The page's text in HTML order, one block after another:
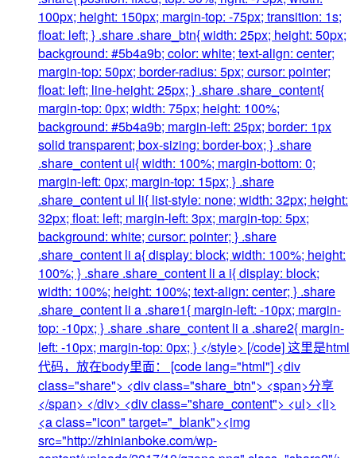
100px; height: 150px; margin-top: -75px; transition: 1s;
float: left; } .share .share_btn{ width: 25px; height: 50px;
background: #5b4a9b; color: white; text-align: center;
margin-top: 50px; border-radius: 5px; cursor: pointer;
float: left; line-height: 25px; } .share .share_content{
margin-top: 0px; width: 75px; height: 100%;
background: #5b4a9b; margin-left: 25px; border: 1px
solid transparent; box-sizing: border-box; } .share
.share_content ul{ width: 100%; margin-bottom: 0;
margin-left: 0px; margin-top: 15px; } .share
.share_content ul li{ list-style: none; width: 32px; height:
32px; float: left; margin-left: 3px; margin-top: 5px;
background: white; cursor: pointer; } .share
.share_content li a{ display: block; width: 100%; height:
100%; } .share .share_content li a i{ display: block;
width: 100%; height: 100%; text-align: center; } .share
.share_content li a .share1{ margin-left: -10px; margin-
top: -10px; } .share .share_content li a .share2{ margin-
left: -10px; margin-top: 0px; } </style> [/code] 这里是html
代码，放在body里面： [code lang="html"] <div
class="share"> <div class="share_btn"> <span>分享
</span> </div> <div class="share_content"> <ul> <li>
<a class="icon" target="_blank"><img
src="http://zhinianboke.com/wp-